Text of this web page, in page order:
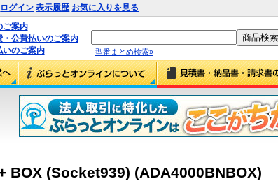
ログイン 表示履歴 お気に入りを見る
ご案内
公費払いのご案内
いのご案内
型番まとめ検索»
BOX (Socket939) (ADA4000BNBOX)